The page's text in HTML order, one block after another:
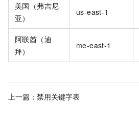
美国（弗吉尼
亚）
us-east-1
阿联酋（迪
拜）
me-east-1
上一篇： 禁用关键字表